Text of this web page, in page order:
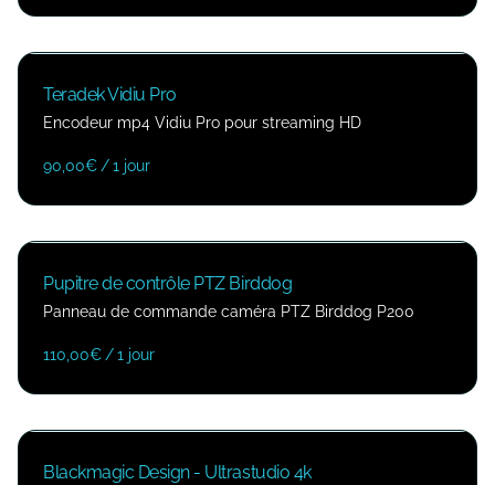
Teradek Vidiu Pro
Encodeur mp4 Vidiu Pro pour streaming HD
/
Pupitre de contrôle PTZ Birddog
Panneau de commande caméra PTZ Birddog P200
/
Blackmagic Design - Ultrastudio 4k